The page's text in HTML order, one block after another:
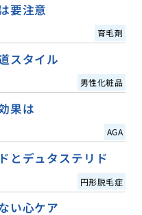
要注意
育毛剤
スタイル
男性化粧品
果は
AGA
とデュタステリド
円形脱毛症
い心ケア